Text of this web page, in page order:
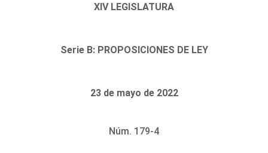
XIV LEGISLATURA
Serie B: PROPOSICIONES DE LEY
23 de mayo de 2022
Núm. 179-4